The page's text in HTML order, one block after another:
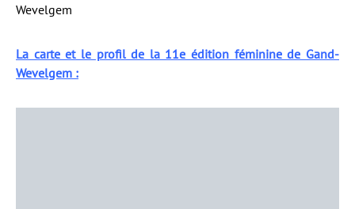
Wevelgem
La carte et le profil de la 11e édition féminine de Gand-
Wevelgem :